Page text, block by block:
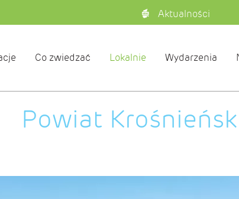
Aktualności
Co zwiedzać Lokalnie Wydarzenia
Powiat